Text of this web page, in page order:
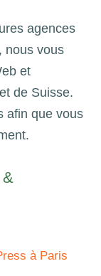
agences
nous vous
et
de Suisse.
afin que vous
à Paris